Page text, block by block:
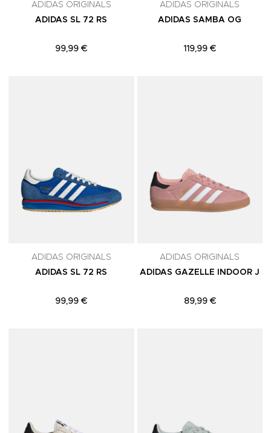
ADIDAS ORIGINALS
ADIDAS SL 72 RS
99,99 €
ADIDAS ORIGINALS
ADIDAS SAMBA OG
119,99 €
ADIDAS ORIGINALS
ADIDAS SL 72 RS
99,99 €
ADIDAS ORIGINALS
ADIDAS GAZELLE INDOOR J
89,99 €